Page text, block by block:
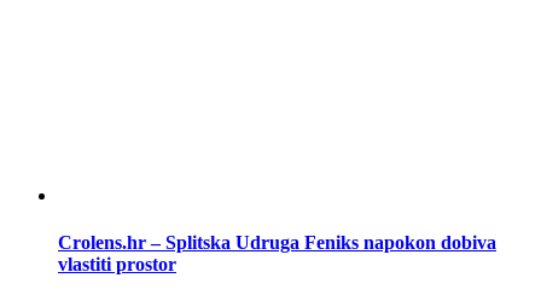
Crolens.hr – Splitska Udruga Feniks napokon dobiva
vlastiti prostor